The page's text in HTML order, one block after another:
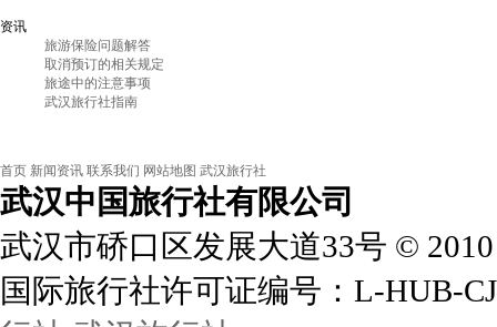
资讯
旅游保险问题解答
取消预订的相关规定
旅途中的注意事项
武汉旅行社指南
首页 新闻资讯 联系我们 网站地图 武汉旅行社
武汉中国旅行社有限公司
武汉市硚口区发展大道33号 ©
国际旅行社许可证编号：L-HUB-